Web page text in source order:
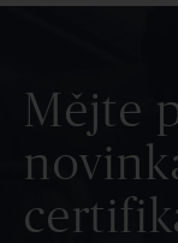
Mějte